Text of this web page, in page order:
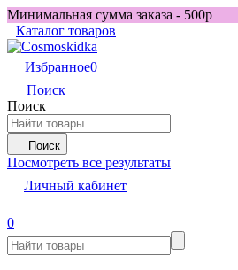
Минимальная сумма заказа - 500р
Каталог товаров
Избранное0
Поиск
Поиск
Поиск
Посмотреть все результаты
Личный кабинет
0